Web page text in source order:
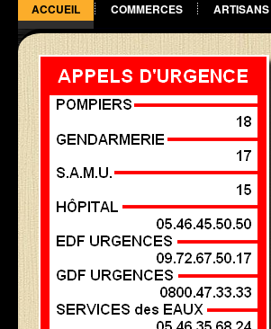
ACCUEIL COMMERCES ARTISANS
DIVERS